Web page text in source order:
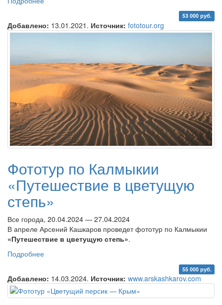
53 000 руб.
Добавлено: 13.01.2021. Источник: fototour.org
Фототур по Калмыкии
«Путешествие в цветущую
степь»
Все города, 20.04.2024 — 27.04.2024
В апреле Арсений Кашкаров проведет фототур по Калмыкии
«Путешествие в цветущую степь».
Подробнее
55 000 руб.
Добавлено: 14.03.2024. Источник: www.arskashkarov.com